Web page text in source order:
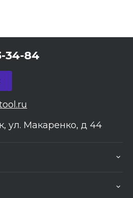
34-84
ул. Макаренко, д 44